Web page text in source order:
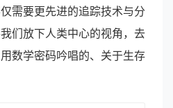
需要更先进的追踪技术与分
们放下人类中心的视角，去
数学密码吟唱的、关于生存